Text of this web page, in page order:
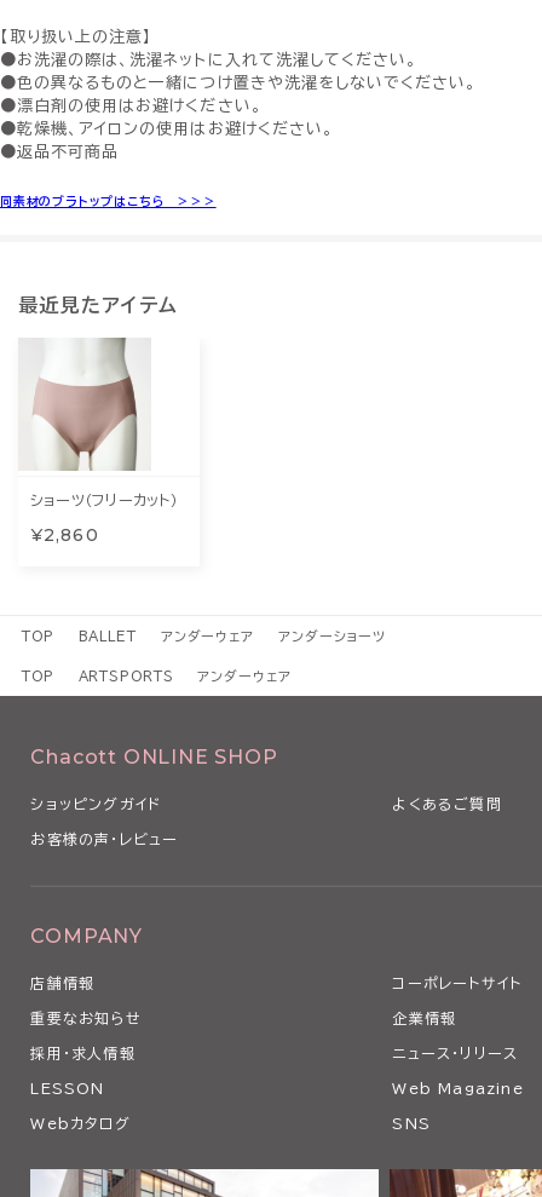
【取り扱い上の注意】
●お洗濯の際は、洗濯ネットに入れて洗濯してください。
●色の異なるものと一緒につけ置きや洗濯をしないでください。
●漂白剤の使用はお避けください。
●乾燥機、アイロンの使用はお避けください。
●返品不可商品
同素材のブラトップはこちら ＞＞＞
最近見たアイテム
ショーツ（フリーカット）
¥2,860
TOP BALLET アンダーウェア アンダーショーツ
TOP ARTSPORTS アンダーウェア
Chacott ONLINE SHOP
ショッピングガイド よくあるご質問
お客様の声・レビュー
COMPANY
店舗情報 コーポレートサイト
重要なお知らせ 企業情報
採用・求人情報 ニュース・リリース
LESSON Web Magazine
Webカタログ SNS